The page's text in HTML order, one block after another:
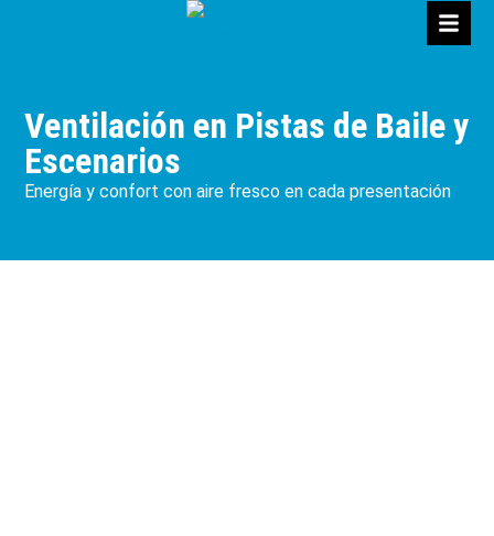
Ventilación en Pistas de Baile y
Escenarios
Energía y confort con aire fresco en cada presentación